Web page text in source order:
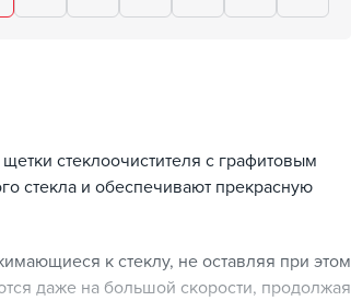
стеклоочистителя с графитовым
стекла и обеспечивают прекрасную
к стеклу, не оставляя при этом
даже на большой скорости, продолжая